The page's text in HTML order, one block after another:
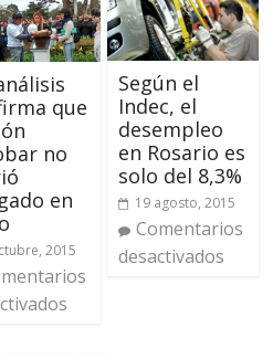
que
no
en
2015
Según el
Indec, el
desempleo
en Rosario es
solo del 8,3%
19 agosto, 2015
Comentarios
desactivados